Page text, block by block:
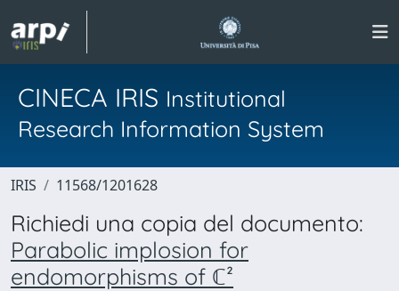
CINECA IRIS Institutional
Research Information System
IRIS 11568/1201628
Richiedi una copia del documento:
Parabolic implosion for
endomorphisms of ℂ²